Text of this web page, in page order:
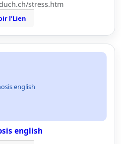
stress.htm
l'Lien
english
english